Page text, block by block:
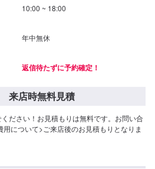
10:00 ~ 18:00
年中無休
返信待たずに予約確定！
来店時無料見積
ださい！お見積もりは無料です。お問い合
について>ご来店後のお見積もりとなりま